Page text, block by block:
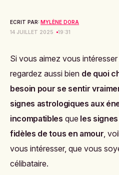
ECRIT PAR: MYLÈNE DORA
14 JUILLET 2025
19:31
Si vous aimez vous
regardez aussi bien de quoi
besoin pour se sentir
signes astrologiques aux
incompatibles que les
fidèles de tous en amour,
vous intéresser, que vous
célibataire.